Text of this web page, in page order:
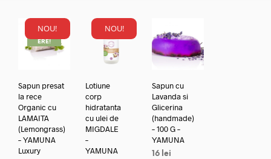
NOU!
REDUC
ERE!
Sapun presat
la rece
Organic cu
LAMAITA
(Lemongrass)
– YAMUNA
Luxury
NOU!
Lotiune
corp
hidratanta
cu ulei de
MIGDALE
–
YAMUNA
Sapun cu
Lavanda si
Glicerina
(handmade)
– 100 G –
YAMUNA
16 lei